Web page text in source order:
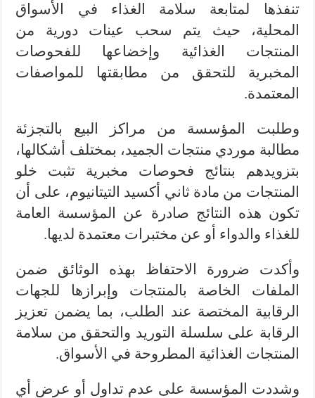
تنفذها لمتابعة سلامة الغذاء في الأسواق
المحلية، حيث يتم سحب عينات دورية من
المنتجات الغذائية وإخضاعها للفحوصات
المخبرية للتحقق من مطابقتها للمواصفات
المعتمدة.
وطلبت المؤسسة من مراكز البيع بالتجزئة
مطالبة موردي منتجات الجميد، بمختلف أشكالها،
بتزويدهم بنتائج فحوصات مخبرية تثبت خلو
المنتجات من مادة ثاني أكسيد التيتانيوم، على أن
تكون هذه النتائج صادرة عن المؤسسة العامة
للغذاء والدواء أو عن مختبرات معتمدة لديها.
وأكدت ضرورة الاحتفاظ بهذه الوثائق ضمن
الملفات الخاصة بالمنتجات وإبرازها للجهات
الرقابية المختصة عند الطلب، بما يضمن تعزيز
الرقابة على سلسلة التوريد والتحقق من سلامة
المنتجات الغذائية المطروحة في الأسواق.
وشددت المؤسسة على عدم تداول أو عرض أي